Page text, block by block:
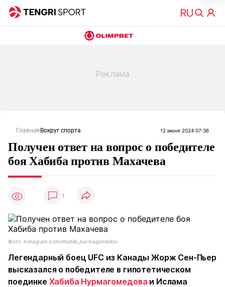
Главная Вокруг спорта 12 июня 2024 07:36
Получен ответ на вопрос о победителе
боя Хабиба против Махачева
1
Фото: instagram.com/khabib_nurmagomedov
Легендарный боец UFC из Канады Жорж Сен-Пьер
высказался о победителе в гипотетическом
поединке Хабиба Нурмагомедова и Ислама